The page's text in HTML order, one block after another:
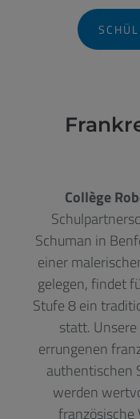
Collège
Schuman in
einer
gelegen, findet
Stufe 8 ein
statt.
errungenen
authentischen
werden
französische